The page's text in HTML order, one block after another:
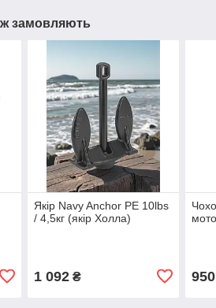
замовляють
Якір Navy Anchor PE 10lbs
/ 4,5кг (якір Холла)
1 092₴ 950